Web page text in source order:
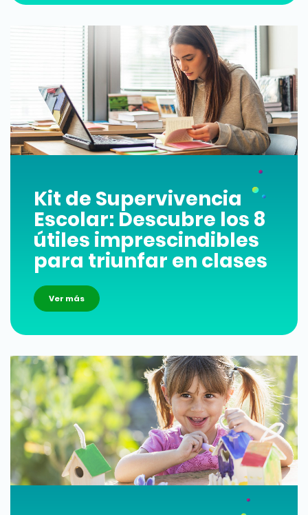
Kit de Supervivencia
Escolar: Descubre los 8
útiles imprescindibles
para triunfar en clases
Ver más